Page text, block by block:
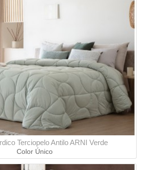
Terciopelo Antilo ARNI Verde
Color Único